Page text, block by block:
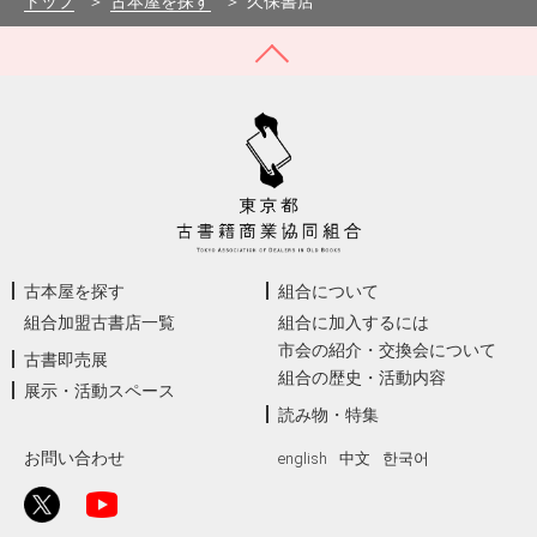
古本屋を探す
組合加盟古書店一覧
古書即売展
展示・活動スペース
組合について
組合に加入するには
市会の紹介・交換会について
組合の歴史・活動内容
読み物・特集
お問い合わせ english 中文 한국어